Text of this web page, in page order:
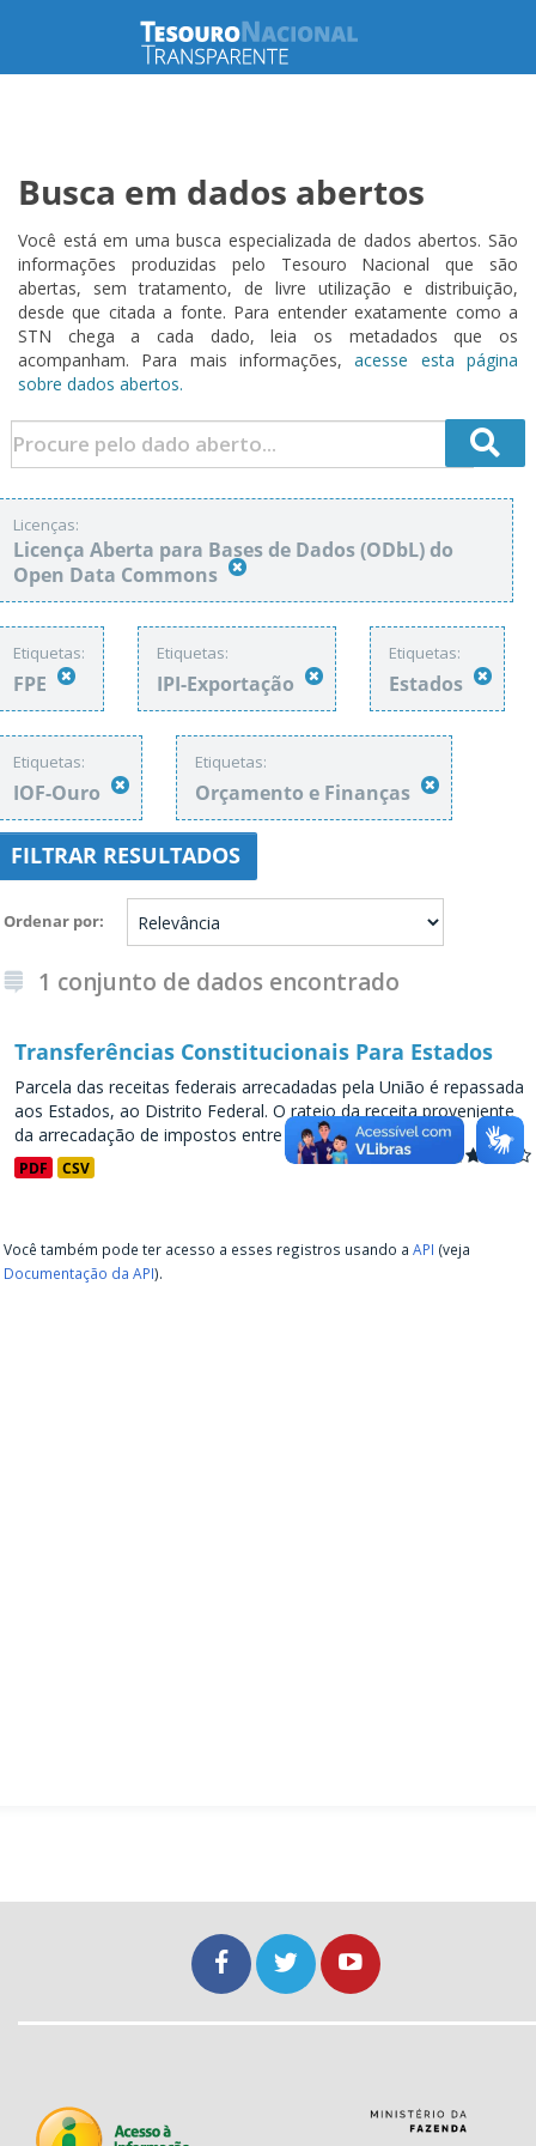
Busca em dados abertos
Você está em uma busca especializada de dados abertos. São
informações produzidas pelo Tesouro Nacional que são
abertas, sem tratamento, de livre utilização e distribuição,
desde que citada a fonte. Para entender exatamente como a
STN chega a cada dado, leia os metadados que os
acompanham. Para mais informações,acesse esta página
sobre dados abertos.
Licenças:
Licença Aberta para Bases de Dados (ODbL) do
Open Data Commons
Etiquetas:
FPE
Etiquetas:
IPI-Exportação
Etiquetas:
Estados
Etiquetas:
IOF-Ouro
Etiquetas:
Orçamento e Finanças
FILTRAR RESULTADOS
Ordenar por
1 conjunto de dados encontrado
Transferências Constitucionais Para Estados
Parcela das receitas federais arrecadadas pela União é repassada
aos Estados, ao Distrito Federal. O rateio da receita proveniente
da arrecadação de impostos entre os entes...
PDF CSV
Você também pode ter acesso a esses registros usando a API (veja
Documentação da API).